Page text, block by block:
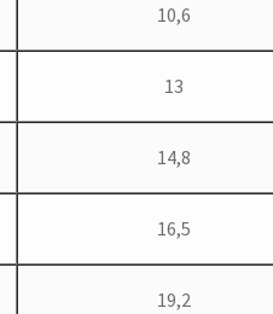
10,6
13
14,8
16,5
19,2